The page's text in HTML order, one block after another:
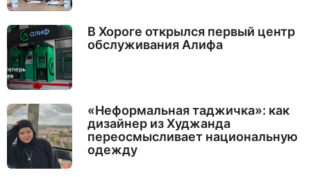
В Хороге открылся первый центр
обслуживания Алифа
«Неформальная таджичка»: как
дизайнер из Худжанда
переосмысливает национальную
одежду